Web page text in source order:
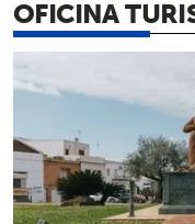
OFICINA